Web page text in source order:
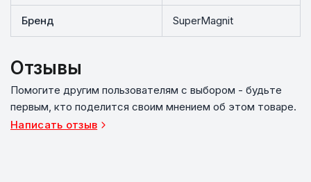
Бренд SuperMagnit
Отзывы
Помогите другим пользователям с выбором - будьте
первым, кто поделится своим мнением об этом товаре.
Написать отзыв